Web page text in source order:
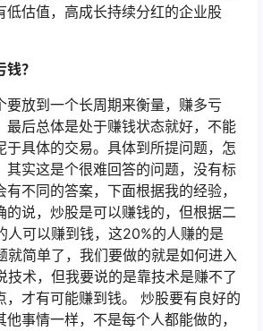
低估值，高成长持续分红的企业股
？
要放到一个长周期来衡量，赚多亏
最后总体是处于赚钱状态就好，不能
于具体的交易。具体到所提问题，怎
其实这是个很难回答的问题，没有标
不同的答案，下面根据我的经验，
的说，炒股是可以赚钱的，但根据二
人可以赚到钱，这20%的人赚的是
就简单了，我们要做的就是如何进入
技术，但我要说的是靠技术是赚不了
，才有可能赚到钱。 炒股要有良好的
事情一样，不是每个人都能做的，